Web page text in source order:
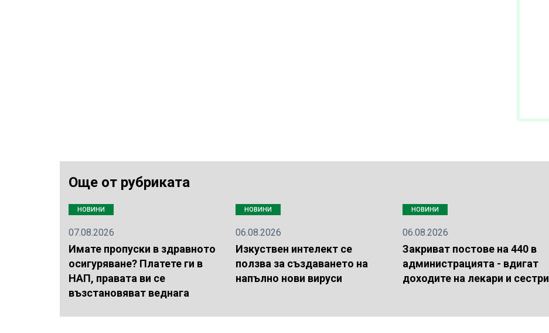
Още от рубриката
НОВИНИ
07.08.2026
Имате пропуски в здравното
осигуряване? Платете ги в
НАП, правата ви се
възстановяват веднага
НОВИНИ
06.08.2026
Изкуствен интелект се
ползва за създаването на
напълно нови вируси
НОВИНИ
06.08.2026
Закриват постове на 440 в
администрацията - вдигат
доходите на лекари и сестри